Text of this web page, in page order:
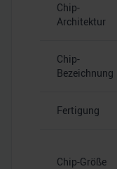
Chip-
Architektur
Chip-
Bezeichnung
Fertigung
Chip-Größe